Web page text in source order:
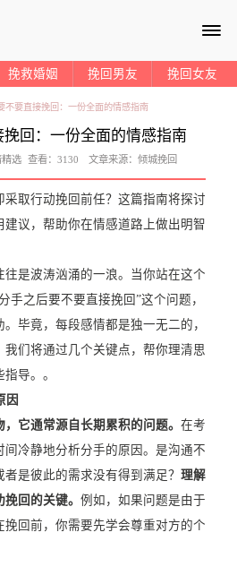
≡
挽救婚姻 挽回男友 挽回女友
不要直接挽回：一份全面的情感指南
回：一份全面的情感指南
精选 查看：3130 文章来源： 倾城挽回
采取行动挽回前任？这篇指南将探讨
议，帮助你在情感道路上做出明智
是波涛汹涌的一浪。当你站在这个
手之后要不要直接挽回”这个问题，
毕竟，每段感情都是独一无二的，
们将通过几个关键点，帮你理清思
导。。
因
它通常源自长期累积的问题。 在考
间冷静地分析分手的原因。是沟通不
是彼此的需求没有得到满足？ 理解
回的关键。 例如，如果问题是由于
回前，你需要先学会尊重对方的个